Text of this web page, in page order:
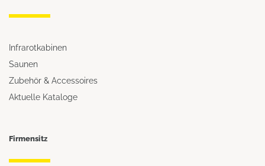
Infrarotkabinen
Saunen
Zubehör & Accessoires
Aktuelle Kataloge
Firmensitz